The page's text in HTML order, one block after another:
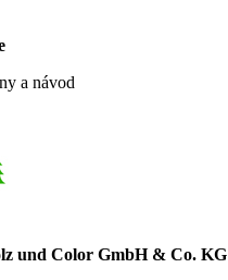
a návod
und Color GmbH & Co. KG